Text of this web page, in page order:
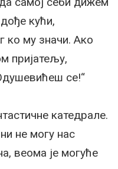
кући,
ко му значи. Ако
пријатељу,
се!“
катедрале.
не могу нас
веома је могуће